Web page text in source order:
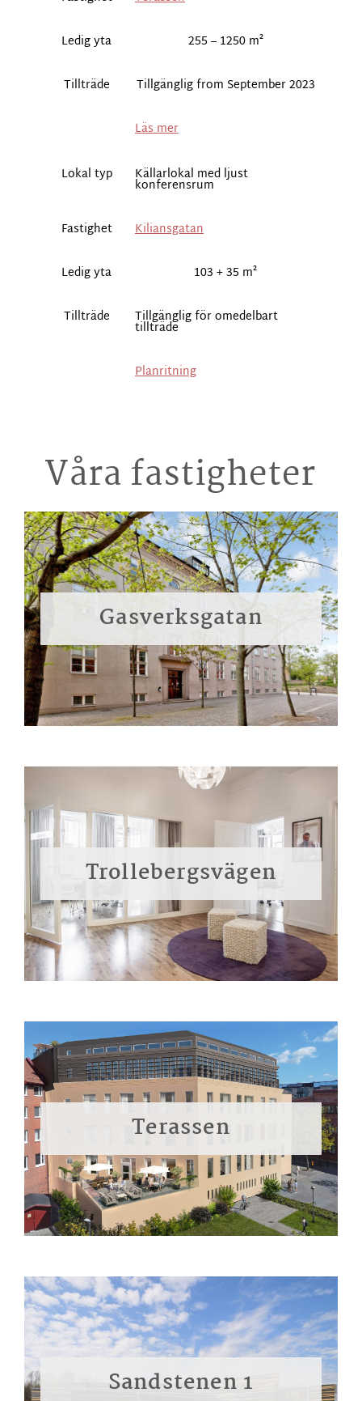
Ledig yta 255 – 1250 m²
Tillträde Tillgänglig from September 2023
Läs mer
Lokal typ Källarlokal med ljust
konferensrum
Fastighet Kiliansgatan
Ledig yta 103 + 35 m²
Tillträde Tillgänglig för omedelbart
tillträde
Planritning
Våra fastigheter
Gasverksgatan
Trollebergsvägen
Terassen
Sandstenen 1